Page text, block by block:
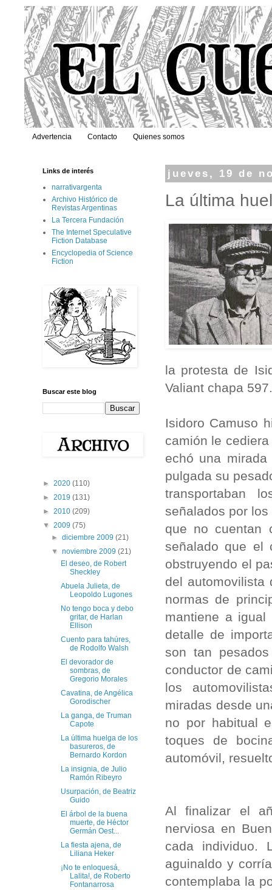
Advertencia Contacto Quienes somos
jueves, 19 de
La última
la protesta de
Valiant chapa
Isidoro Camuso
camión le
echó una
pulgada su
transportaban
señalados por
que no cuentan
señalado que el
obstruyendo el
del automovilista
normas de
mantiene a
detalle de
son tan
conductor de
los
miradas desde
no por habitual
toques de
automóvil,
Al finalizar el
nerviosa en
cada individuo.
aguinaldo y
contemplaba la
Links de interés
narrativargenta
Archivo Histórico de
Revistas Argentinas
La Tercera Fundación
The Internet Speculative
Fiction Database
Encyclopedia of Science
Fiction
Buscar este blog
► 2020 (110)
► 2019 (131)
► 2010 (209)
▼ 2009 (75)
►diciembre 2009(21)
▼noviembre 2009(21)
El deseo, de Robert
Sheckley
Abuela Julieta, de
Leopoldo Lugones
No tengo boca y debo
gritar, de Harlan
Ellison
Cuento para tahúres,
de Rodolfo Walsh
El devorador de
sombras, de
Gregorio Morales
Cavatina, de Angélica
Gorodischer
La ganga, de Truman
Capote
La última huelga de los
basureros, de
Bernardo Kordon
La insignia, de Julio
Ramón Ribeyro
Usurpación, de Beatriz
Guido
El árbol de la buena
muerte, de Héctor
Germán Oest...
La fiesta ajena, de
Liliana Heker
¡No te enloquesá,
Lalita!, de Roberto
Fontanarrosa